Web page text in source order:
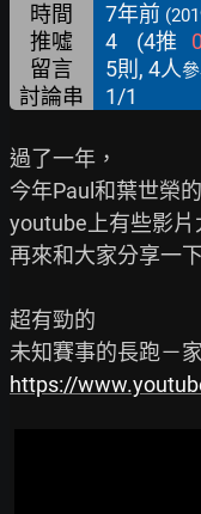
時間 7年前
推噓 4 (4推 0
留言
5則, 4人
討論串 1/1
過了一年，
今年Paul和葉世榮
youtube上有些影片
再來和大家分享一
超有勁的
https://